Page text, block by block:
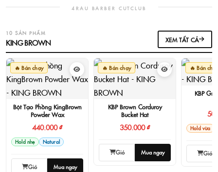
4RAU BARBER CUTCLUB
10 SẢN PHẨM
KING BROWN XEM TẤT CẢ
🔥 Bán chạy
Bột Tạo Phồng KingBrown
Powder Wax
440.000 ₫
Hold nhẹ Natural
Giỏ Mua ngay
🔥 Bán chạy
KBP Brown Corduroy
Bucket Hat
350.000 ₫
Giỏ Mua ngay
🔥 Bán chạy
KBP
Hold vừa
Giỏ